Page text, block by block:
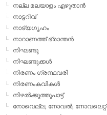
നല്ല മലയാളം എഴുതാന്‍
നാട്ടറിവ്
നാട്യഗൃഹം
നാറാണത്ത് ഭ്രാന്തന്‍
നിഘണ്ടു
നിഘണ്ടുക്കള്‍
നിരണം ഗ്രന്ഥവരി
നിരണംകവികള്‍
നിഴല്‍ക്കുത്തുപാട്ട്
നോവെല്ല, നോവല്‍, നോവലെറ്റ്